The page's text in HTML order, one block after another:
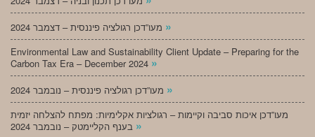
»
Environmental Law and Sustainability Client Update – Preparing for the
Carbon Tax Era – December 2024 »
»
מעו”דכן איכות סביבה וקיימות – רגולציות אקלימיות: מפתח להצלחה יזמית
»